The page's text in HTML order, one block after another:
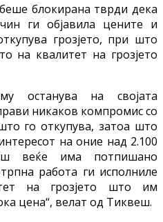
блокирана тврди дека
ги објавила цените и
грозјето, при што
на квалитет на грозјето
останува на својата
никаков компромис со
го откупува, затоа што
на оние над 2.100
веќе има потпишано
работа ги исполниле
на грозјето што им
цена“, велат од Тиквеш.